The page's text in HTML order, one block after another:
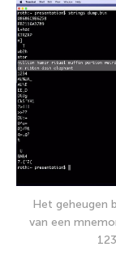
Het geheugen
van een